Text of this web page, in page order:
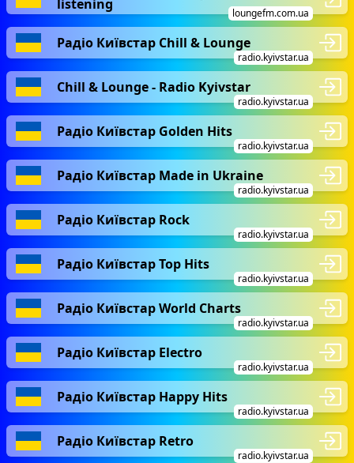
listening
loungefm.com.ua
Радіо Київстар Chill & Lounge
radio.kyivstar.ua
Chill & Lounge - Radio Kyivstar
radio.kyivstar.ua
Радіо Київстар Golden Hits
radio.kyivstar.ua
Радіо Київстар Made in Ukraine
radio.kyivstar.ua
Радіо Київстар Rock
radio.kyivstar.ua
Радіо Київстар Top Hits
radio.kyivstar.ua
Радіо Київстар World Charts
radio.kyivstar.ua
Радіо Київстар Electro
radio.kyivstar.ua
Радіо Київстар Happy Hits
radio.kyivstar.ua
Радіо Київстар Retro
radio.kyivstar.ua